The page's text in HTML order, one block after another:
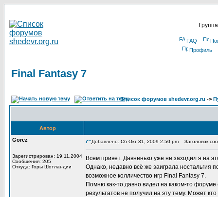
FAQ
Профиль
Final Fantasy 7
Список форумов shedevr.org.ru ->
Автор
Gorez
Зарегистрирован: 19.11.2004
Сообщения: 205
Откуда: Горы Шотландии
Добавлено: Сб Окт 31, 2009 2:50 pm Заголовок
Всем привет. Давненько уже не заходил я на
Однако, недавно всё же заиграла ностальгия
возможное колличество игр Final Fantasy 7.
Помню как-то давно видел на каком-то
результатов не получил на эту тему. Может